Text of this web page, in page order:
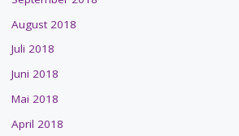
August 2018
Juli 2018
Juni 2018
Mai 2018
April 2018